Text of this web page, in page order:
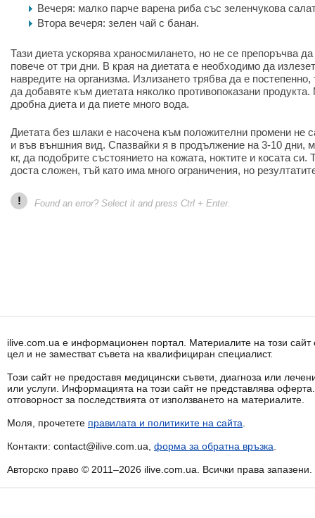
Вечеря: малко парче варена риба със зеленчукова
Втора вечеря: зелен чай с банан.
Тази диета ускорява храносмилането, но не се препоръчва
повече от три дни. В края на диетата е необходимо да
навредите на организма. Излизането трябва да е
да добавяте към диетата няколко противопоказани
дробна диета и да пиете много вода.
Диетата без шлаки е насочена към положителни промени не
и във външния вид. Спазвайки я в продължение на 3-10 дни,
кг, да подобрите състоянието на кожата, ноктите и косата си.
доста сложен, тъй като има много ограничения, но
! Found an error? Select it and press Ctrl + Enter.
ilive.com.ua е информационен портал. Материалите на този
цел и не заместват съвета на квалифициран специалист.
Този сайт не предоставя медицински съвети, диагноза или
или услуги. Информацията на този сайт не представлява
отговорност за последствията от използването на материалите.
Моля, прочетете правилата и политиките на сайта
Контакти: contact@ilive.com.ua, форма за обратна връзка
Авторско право © 2011–2026 ilive.com.ua. Всички права запазени.